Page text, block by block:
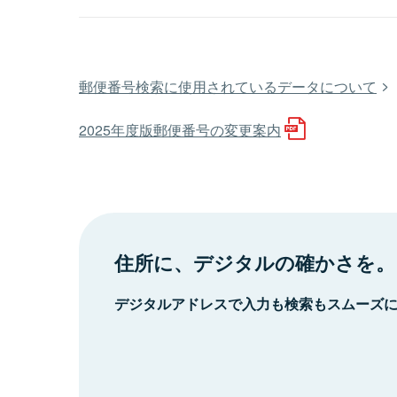
郵便番号検索に使用されているデータについて
2025年度版郵便番号の変更案内
住所に、デジタルの確かさを。
デジタルアドレスで入力も検索もスムーズ